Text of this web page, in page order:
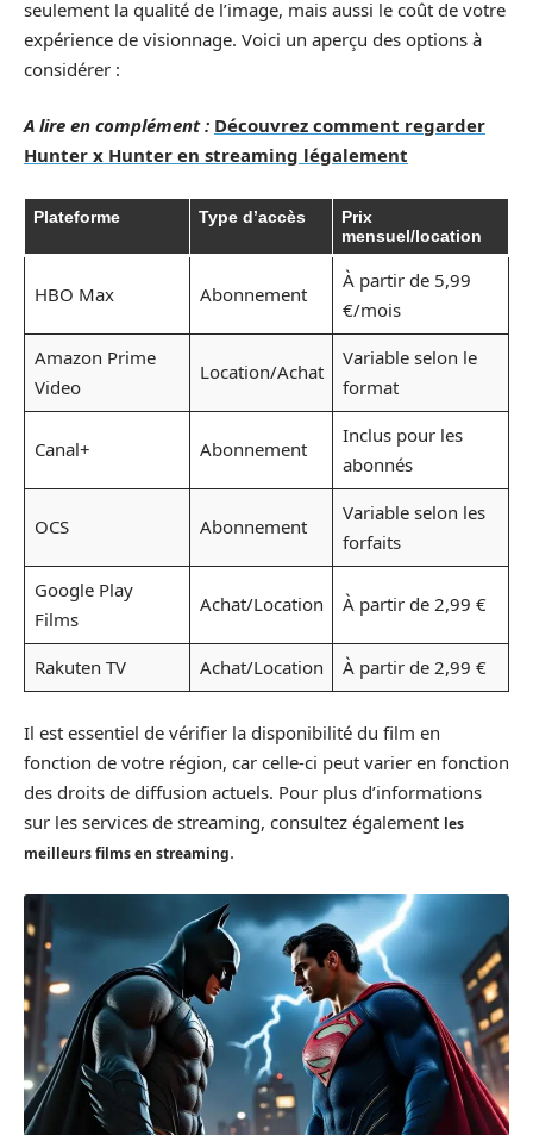
seulement la qualité de l’image, mais aussi le coût de votre
expérience de visionnage. Voici un aperçu des options à
considérer :
A lire en complément : Découvrez comment regarder
Hunter x Hunter en streaming légalement
Plateforme Type d’accès
Prix
mensuel/location
HBO Max Abonnement
À partir de 5,99
€/mois
Amazon Prime
Video
Location/Achat
Variable selon le
format
Canal+ Abonnement
Inclus pour les
abonnés
OCS Abonnement
Variable selon les
forfaits
Google Play
Films
Achat/Location À partir de 2,99 €
Rakuten TV Achat/Location À partir de 2,99 €
Il est essentiel de vérifier la disponibilité du film en
fonction de votre région, car celle-ci peut varier en fonction
des droits de diffusion actuels. Pour plus d’informations
sur les services de streaming, consultez également les
meilleurs films en streaming.